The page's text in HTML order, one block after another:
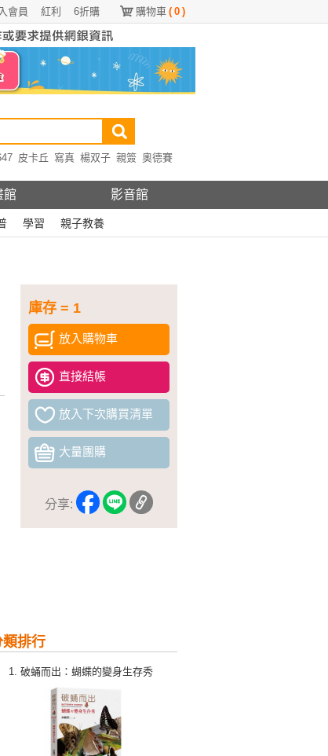
購物車 ( 0 )
6折購
紅利
會員
皮卡丘 寫真 楊双子 親簽 奧德賽
館 影音館
學習 親子教養
庫存 = 1
放入購物車
直接結帳
放入下次購買清單
大量團購
分享:
類排行
破蛹而出：蝴蝶的變身生存秀